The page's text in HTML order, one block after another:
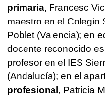
primaria, Francesc
maestro en el Colegio
Poblet (Valencia); en
docente reconocido
profesor en el IES
(Andalucía); en el
profesional , Patricia